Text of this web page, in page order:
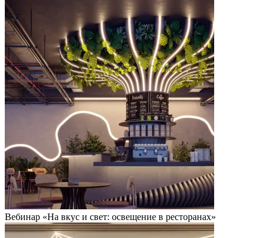
Вебинар «На вкус и свет: освещение в ресторанах»